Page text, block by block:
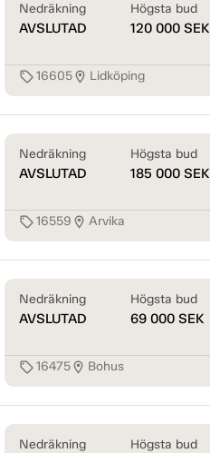
Nedräkning
AVSLUTAD
Högsta bud
120 000 SEK
sell16605location_on Lidköping
Nedräkning
AVSLUTAD
Högsta bud
185 000 SEK
sell16559 location_on Arvika
Nedräkning
AVSLUTAD
Högsta bud
69 000 SEK
sell16475location_on Bohus
Nedräkning Högsta bud